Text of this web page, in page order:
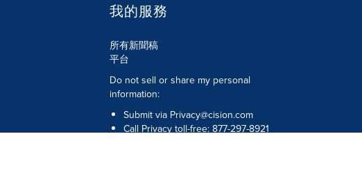
我的服務
所有新聞稿
平台
Do not sell or share my personal
information:
Submit via Privacy@cision.com
Call Privacy toll-free: 877-297-8921